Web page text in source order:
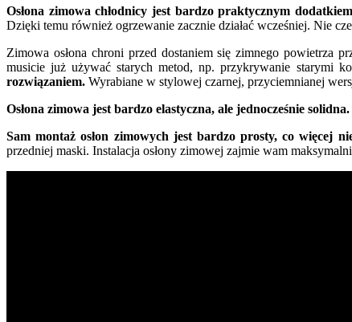
Osłona zimowa chłodnicy jest bardzo praktycznym
Dzięki temu również ogrzewanie zacznie działać wcześniej. Nie
Zimowa osłona chroni przed dostaniem się zimnego powietrza
musicie już używać starych metod, np. przykrywanie starymi
rozwiązaniem. Wyrabiane w stylowej czarnej, przyciemnianej
Osłona zimowa jest bardzo elastyczna, ale jednocześnie solidna.
Sam montaż osłon zimowych jest bardzo prosty, co więcej
przedniej maski. Instalacja osłony zimowej zajmie wam